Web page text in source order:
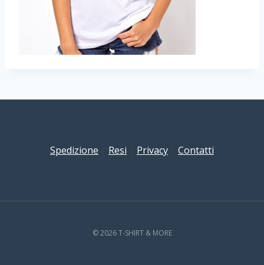
Spedizione Resi Privacy Contatti
© 2026 T-SHIRT & MORE